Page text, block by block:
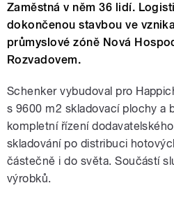
Zaměstná v něm 36 lidí.
dokončenou stavbou ve
průmyslové zóně Nová
Rozvadovem.
Schenker vybudoval pro
s 9600 m2 skladovací plochy a
kompletní řízení
skladování po distribuci
částečně i do světa. Součástí
výrobků.